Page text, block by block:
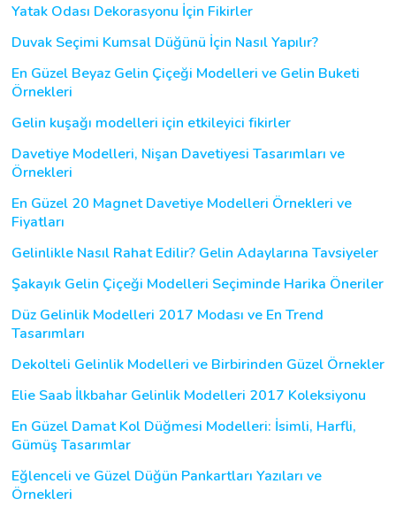
Yatak Odası Dekorasyonu İçin Fikirler
Duvak Seçimi Kumsal Düğünü İçin Nasıl Yapılır?
En Güzel Beyaz Gelin Çiçeği Modelleri ve Gelin Buketi
Örnekleri
Gelin kuşağı modelleri için etkileyici fikirler
Davetiye Modelleri, Nişan Davetiyesi Tasarımları ve
Örnekleri
En Güzel 20 Magnet Davetiye Modelleri Örnekleri ve
Fiyatları
Gelinlikle Nasıl Rahat Edilir? Gelin Adaylarına Tavsiyeler
Şakayık Gelin Çiçeği Modelleri Seçiminde Harika Öneriler
Düz Gelinlik Modelleri 2017 Modası ve En Trend
Tasarımları
Dekolteli Gelinlik Modelleri ve Birbirinden Güzel Örnekler
Elie Saab İlkbahar Gelinlik Modelleri 2017 Koleksiyonu
En Güzel Damat Kol Düğmesi Modelleri: İsimli, Harfli,
Gümüş Tasarımlar
Eğlenceli ve Güzel Düğün Pankartları Yazıları ve
Örnekleri